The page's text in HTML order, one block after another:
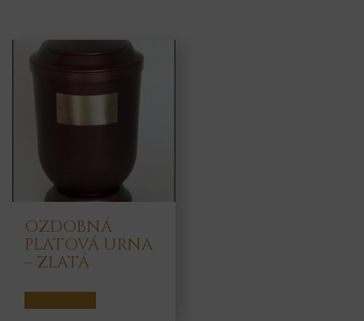
OZDOBNÁ
PLATOVÁ URNA
– ZLATÁ